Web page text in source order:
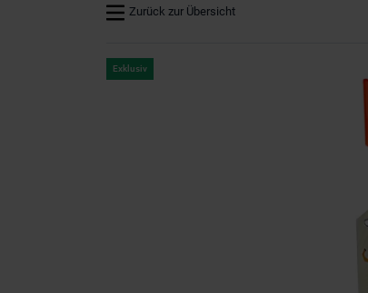
Zurück zur Übersicht
Exklusiv